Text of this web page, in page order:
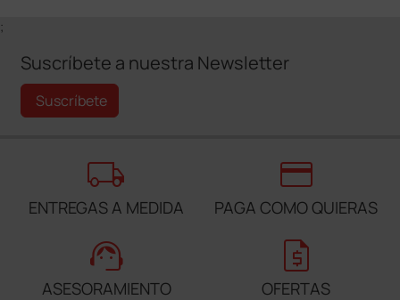
;
Suscríbete a nuestra Newsletter
Suscríbete
local_shipping
ENTREGAS A MEDIDA
credit_card
PAGA COMO QUIERAS
support_agent
ASESORAMIENTO
request_quote
OFERTAS